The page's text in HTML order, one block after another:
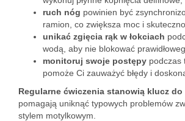
ruch nóg powinien być
ramion, co zwiększa moc i
unikać zgięcia rąk w łokciach
wodą, aby nie blokować
monitoruj swoje postępy podczas
pomoże Ci zauważyć błędy i
Regularne ćwiczenia stanowią klucz do
pomagają uniknąć typowych problemów
stylem motylkowym.